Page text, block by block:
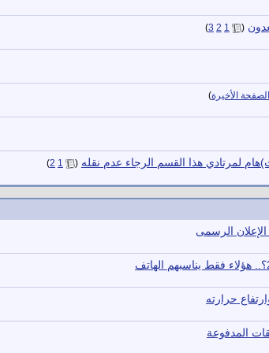
(
1
2
3
)
الصفحة الأخيرة)
لمرتادي هذا القسم الرجاء عدم نقله (
1
2
)